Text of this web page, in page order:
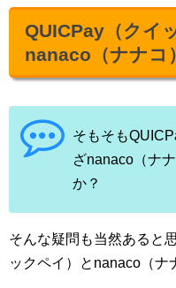
QUICPay（クイ
nanaco（ナナコ
そもそも
ざnanaco（ナ
か？
そんな疑問も当然あると
ックペイ）とnanaco（ナ